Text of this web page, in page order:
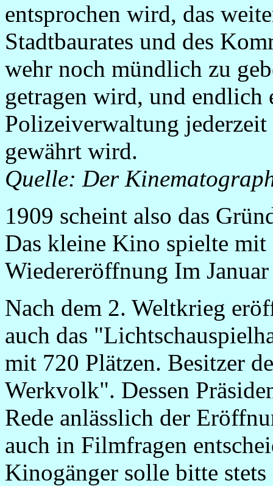
entsprochen wird, das
Stadtbaurates und des
wehr noch mündlich zu
getragen wird, und endlich
Polizeiverwaltung
gewährt wird.
Quelle: Der
1909 scheint also das
Das kleine Kino spielte
Wiedereröffnung Im
Nach dem 2. Weltkrieg
auch das
mit 720 Plätzen. Besitzer
Werkvolk". Dessen
Rede anlässlich der
auch in Filmfragen
Kinogänger solle bitte